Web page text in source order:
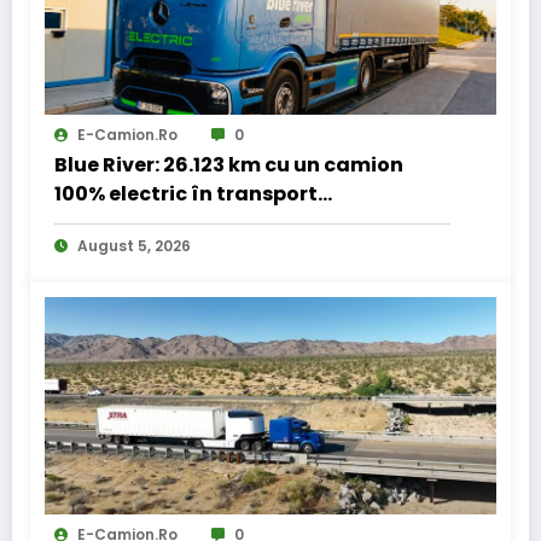
E-Camion.ro 0
Blue River: 26.123 km cu un camion
100% electric în transport
internațional
August 5, 2026
E-Camion.ro 0